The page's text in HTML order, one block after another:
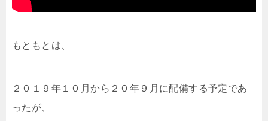
もともとは、
２０１９年１０月から２０年９月に配備する予定であ
ったが、